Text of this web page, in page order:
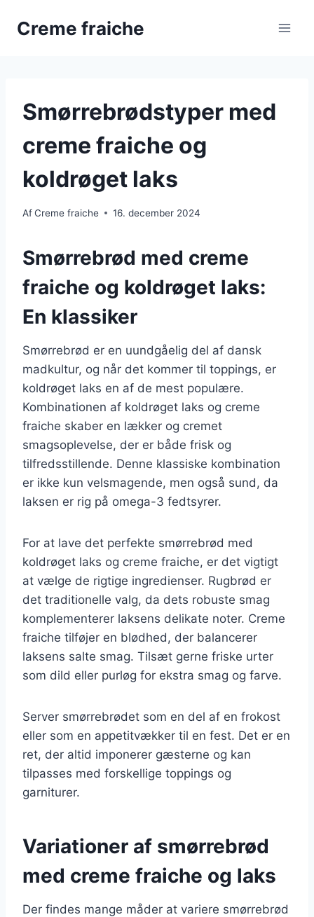
Creme fraiche
Smørrebrødstyper med
creme fraiche og
koldrøget laks
AfCreme fraiche 16. december 2024
Smørrebrød med creme
fraiche og koldrøget laks:
En klassiker
Smørrebrød er en uundgåelig del af dansk
madkultur, og når det kommer til toppings, er
koldrøget laks en af de mest populære.
Kombinationen af koldrøget laks og creme
fraiche skaber en lækker og cremet
smagsoplevelse, der er både frisk og
tilfredsstillende. Denne klassiske kombination
er ikke kun velsmagende, men også sund, da
laksen er rig på omega-3 fedtsyrer.
For at lave det perfekte smørrebrød med
koldrøget laks og creme fraiche, er det vigtigt
at vælge de rigtige ingredienser. Rugbrød er
det traditionelle valg, da dets robuste smag
komplementerer laksens delikate noter. Creme
fraiche tilføjer en blødhed, der balancerer
laksens salte smag. Tilsæt gerne friske urter
som dild eller purløg for ekstra smag og farve.
Server smørrebrødet som en del af en frokost
eller som en appetitvækker til en fest. Det er en
ret, der altid imponerer gæsterne og kan
tilpasses med forskellige toppings og
garniturer.
Variationer af smørrebrød
med creme fraiche og laks
Der findes mange måder at variere smørrebrød